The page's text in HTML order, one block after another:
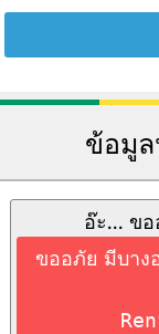
ข้อมู
อ๊ะ... ข
ขออภัย มีบา